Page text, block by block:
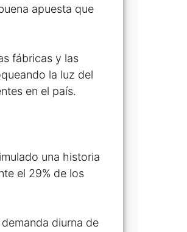
apuesta que
fábricas y las
la luz del
en el país.
una historia
el 29% de los
diurna de